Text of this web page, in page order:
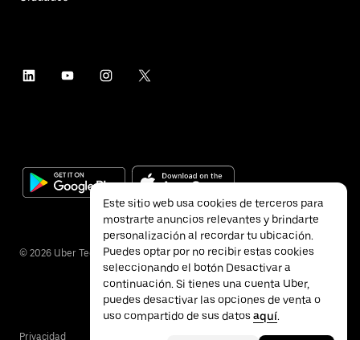
© 2026 Uber Technologies Inc.
Privacidad
Este sitio web usa cookies de terceros para
mostrarte anuncios relevantes y brindarte
personalización al recordar tu ubicación.
Puedes optar por no recibir estas cookies
seleccionando el botón Desactivar a
continuación. Si tienes una cuenta Uber,
puedes desactivar las opciones de venta o
uso compartido de sus datos aquí.